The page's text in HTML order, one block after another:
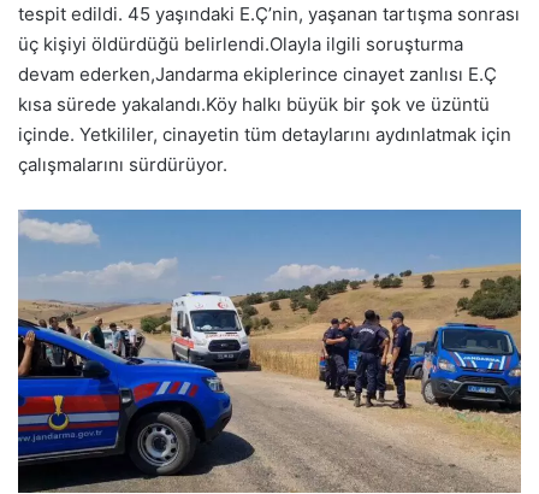
tespit edildi. 45 yaşındaki E.Ç’nin, yaşanan tartışma sonrası
üç kişiyi öldürdüğü belirlendi.Olayla ilgili soruşturma
devam ederken,Jandarma ekiplerince cinayet zanlısı E.Ç
kısa sürede yakalandı.Köy halkı büyük bir şok ve üzüntü
içinde. Yetkililer, cinayetin tüm detaylarını aydınlatmak için
çalışmalarını sürdürüyor.